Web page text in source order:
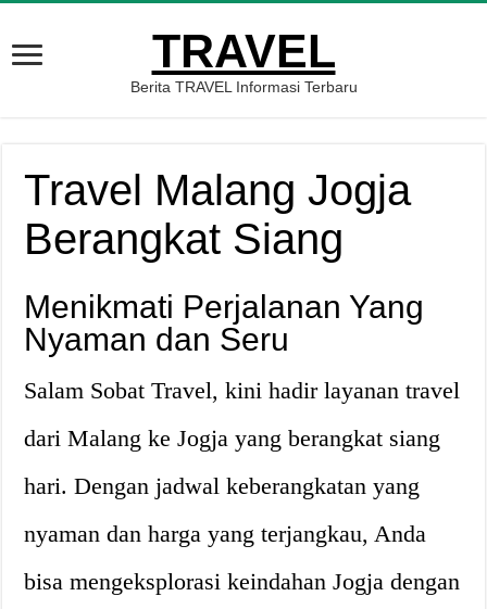
TRAVEL
Berita TRAVEL Informasi Terbaru
Travel Malang Jogja
Berangkat Siang
Menikmati Perjalanan Yang
Nyaman dan Seru
Salam Sobat Travel, kini hadir layanan travel
dari Malang ke Jogja yang berangkat siang
hari. Dengan jadwal keberangkatan yang
nyaman dan harga yang terjangkau, Anda
bisa mengeksplorasi keindahan Jogja dengan